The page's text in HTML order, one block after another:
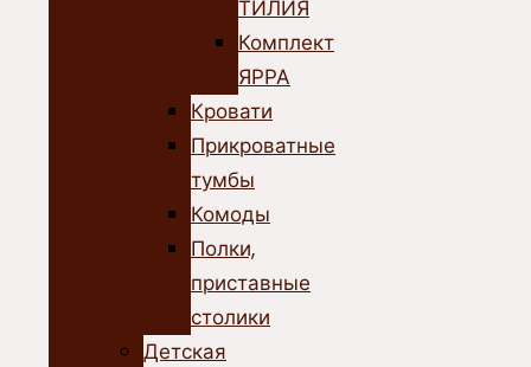
ТИЛИЯ
Комплект
ЯРРА
Кровати
Прикроватные
тумбы
Комоды
Полки,
приставные
столики
Детская